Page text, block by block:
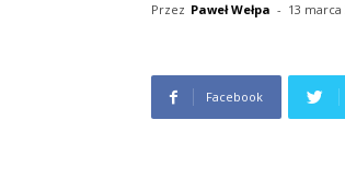
Przez Paweł Wełpa - 13 marca
Facebook